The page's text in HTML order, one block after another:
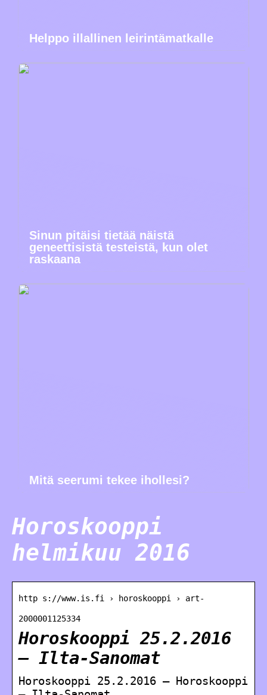
Helppo illallinen leirintämatkalle
Sinun pitäisi tietää näistä
geneettisistä testeistä, kun olet
raskaana
Mitä seerumi tekee ihollesi?
Horoskooppi
helmikuu 2016
http s://www.is.fi › horoskooppi › art-
2000001125334
Horoskooppi 25.2.2016
– Ilta-Sanomat
Horoskooppi 25.2.2016 – Horoskooppi